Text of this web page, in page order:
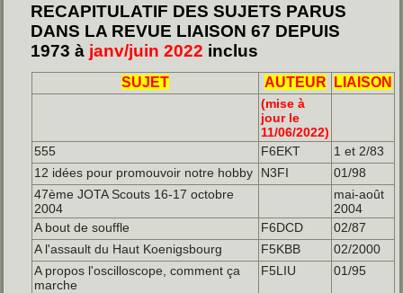
RECAPITULATIF DES SUJETS PARUS
DANS LA REVUE LIAISON 67 DEPUIS
1973 à janv/juin 2022 inclus
SUJET AUTEUR LIAISON
(mise à
jour le
11/06/2022)
555
F6EKT
1 et 2/83
12 idées pour promouvoir notre hobby
N3FI
01/98
47ème JOTA Scouts 16-17 octobre
2004
mai-août
2004
A bout de souffle
F6DCD
02/87
A l'assault du Haut Koenigsbourg
F5KBB
02/2000
A propos l'oscilloscope, comment ça
marche
F5LIU 01/95